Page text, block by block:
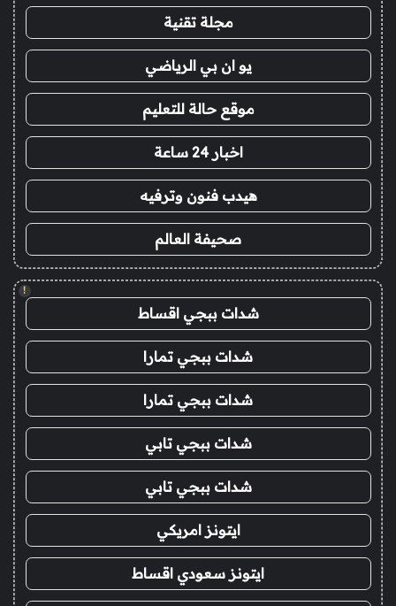
مجلة تقنية
يو ان بي الرياضي
موقع حالة للتعليم
اخبار 24 ساعة
هيدب فنون وترفيه
صحيفة العالم
!
شدات ببجي اقساط
شدات ببجي تمارا
شدات ببجي تمارا
شدات ببجي تابي
شدات ببجي تابي
ايتونز امريكي
ايتونز سعودي اقساط